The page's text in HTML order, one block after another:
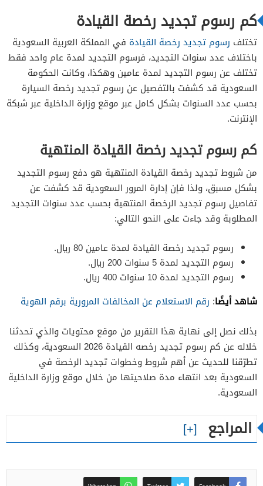
كم رسوم تجديد رخصة القيادة
تختلف رسوم تجديد رخصة القيادة في المملكة العربية السعودية
باختلاف عدد سنوات التجديد، فرسوم التجديد لمدة عام واحد فقط
تختلف عن رسوم التجديد لمدة عامين وهكذا، وكانت الحكومة
السعودية قد كشفت بالتفصيل عن رسوم تجديد رخصة السيارة
بحسب عدد السنوات بشكل كامل عبر موقع وزارة الداخلية عبر شبكة
الإنترنت.
كم رسوم تجديد رخصة القيادة المنتهية
من شروط تجديد رخصة القيادة المنتهية هو دفع رسوم التجديد
بشكل مسبق، ولذا فإن إدارة المرور السعودية قد كشفت عن
تفاصيل رسوم تجديد الرخصة المنتهية بحسب عدد سنوات التجديد
المطلوبة وقد جاءت على النحو التالي:
رسوم تجديد رخصة القيادة لمدة عامين 80 ريال.
رسوم التجديد لمدة 5 سنوات 200 ريال.
رسوم التجديد لمدة 10 سنوات 400 ريال.
شاهد أيضًا: رقم الاستعلام عن المخالفات المرورية برقم الهوية
بذلك نصل إلى نهاية هذا التقرير من موقع محتويات والذي تحدثنا
خلاله عن كم رسوم تجديد رخصه القيادة 2026 السعودية، وكذلك
تطرّقنا للحديث عن أهم شروط وخطوات تجديد الرخصة في
السعودية بعد انتهاء مدة صلاحيتها من خلال موقع وزارة الداخلية
السعودية.
المراجع